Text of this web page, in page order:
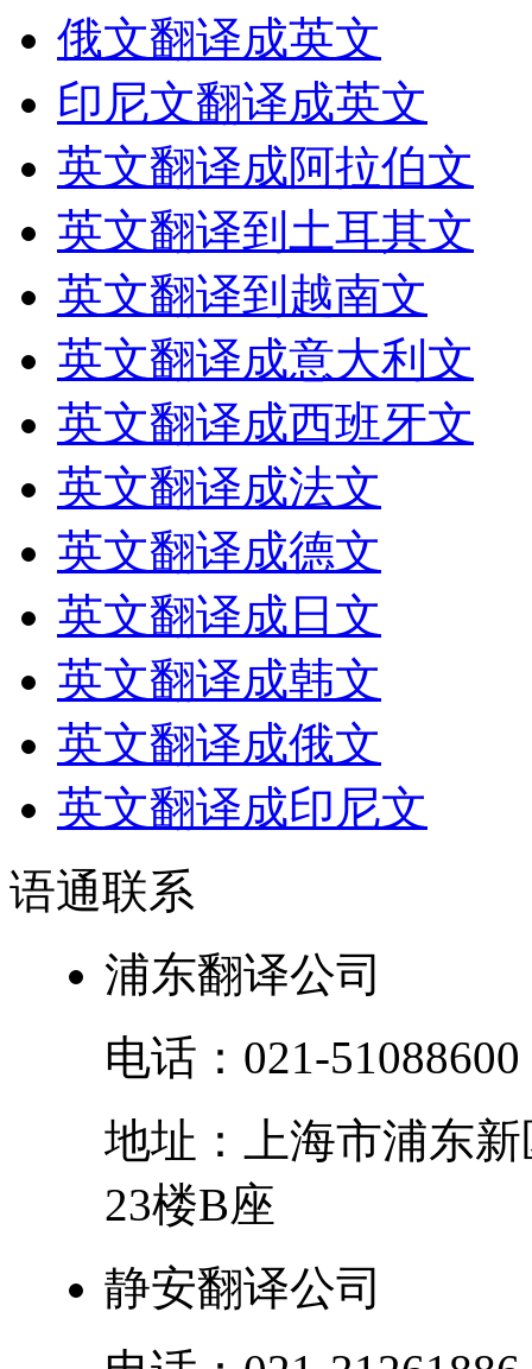
俄文翻译成英文
印尼文翻译成英文
英文翻译成阿拉伯文
英文翻译到土耳其文
英文翻译到越南文
英文翻译成意大利文
英文翻译成西班牙文
英文翻译成法文
英文翻译成德文
英文翻译成日文
英文翻译成韩文
英文翻译成俄文
英文翻译成印尼文
语通联系
浦东翻译公司
电话： 021-51088600
地址：
上海市浦东新
23楼B座
静安翻译公司